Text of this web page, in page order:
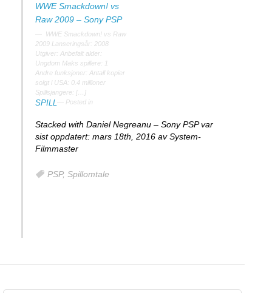
WWE Smackdown! vs
Raw 2009 – Sony PSP
WWE Smackdown! vs Raw
2009 Lanseringsår: 2008
Utgiver: Anbefalt alder:
Ungdom Maks spillere: 1
Andre funksjoner: Antall kopier
solgt i USA: 0.4 millioner
Spillsjangere: […]
Posted in
SPILL
Stacked with Daniel Negreanu – Sony PSPvar
sist oppdatert: mars 18th, 2016 av System-
Filmmaster
PSP, Spillomtale